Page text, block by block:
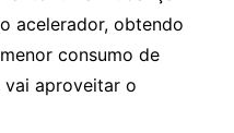
acelerador, obtendo
consumo de
aproveitar o